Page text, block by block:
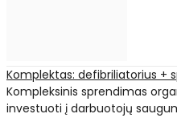
Komplektas: defibriliatorius +
Kompleksinis sprendimas
investuoti į darbuotojų